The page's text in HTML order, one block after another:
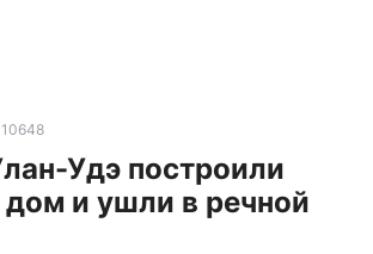
10648
Удэ построили
дом и ушли в речной